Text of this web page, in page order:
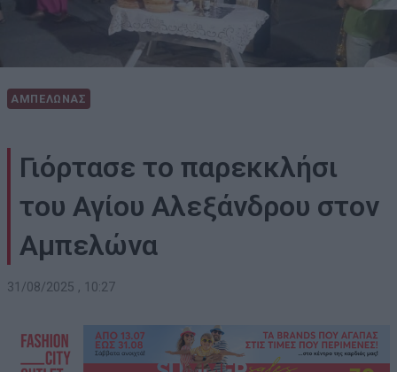
ΑΜΠΕΛΩΝΑΣ
Γιόρτασε το παρεκκλήσι
του Αγίου Αλεξάνδρου στον
Αμπελώνα
31/08/2025 , 10:27